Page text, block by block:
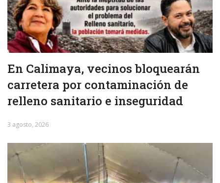
En Calimaya, vecinos bloquearán
carretera por contaminación de
relleno sanitario e inseguridad
3 agosto, 2026